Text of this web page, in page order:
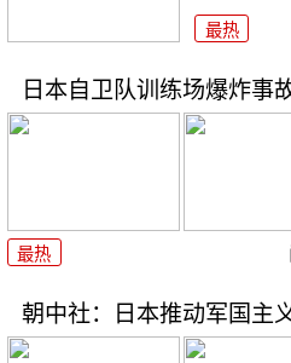
最热
日本自卫队训练场爆炸事
最热
朝中社：日本推动军国主